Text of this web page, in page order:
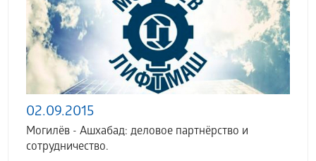
02.09.2015
Могилёв - Ашхабад: деловое партнёрство и
сотрудничество.